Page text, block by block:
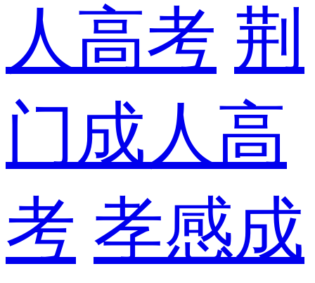
人高考 荆
门成人高
考 孝感成